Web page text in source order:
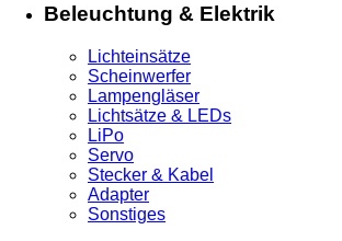
Beleuchtung & Elektrik
Lichteinsätze
Scheinwerfer
Lampengläser
Lichtsätze & LEDs
LiPo
Servo
Stecker & Kabel
Adapter
Sonstiges